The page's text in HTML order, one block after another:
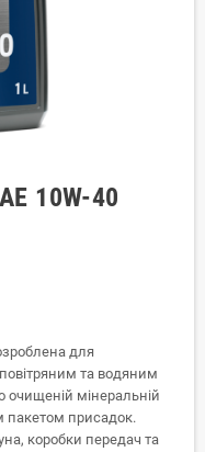
10W-40
для
та водяним
мінеральній
пакетом присадок.
коробки передач та